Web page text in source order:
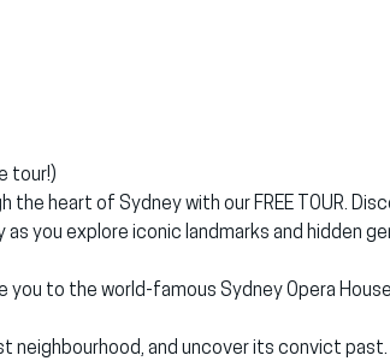
tour!)
the heart of Sydney with our FREE TOUR.
you explore iconic landmarks and hidden
you to the world-famous Sydney Opera
neighbourhood, and uncover its convict past.